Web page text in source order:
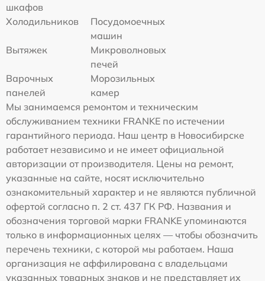
шкафов
Холодильников
Посудомоечных
машин
Вытяжек
Микроволновых
печей
Варочных
панелей
Морозильных
камер
Мы занимаемся ремонтом и техническим
обслуживанием техники FRANKE по истечении
гарантийного периода. Наш центр в Новосибирске
работает независимо и не имеет официальной
авторизации от производителя. Цены на ремонт,
указанные на сайте, носят исключительно
ознакомительный характер и не являются публичной
офертой согласно п. 2 ст. 437 ГК РФ. Названия и
обозначения торговой марки FRANKE упоминаются
только в информационных целях — чтобы обозначить
перечень техники, с которой мы работаем. Наша
организация не аффилирована с владельцами
указанных товарных знаков и не представляет их